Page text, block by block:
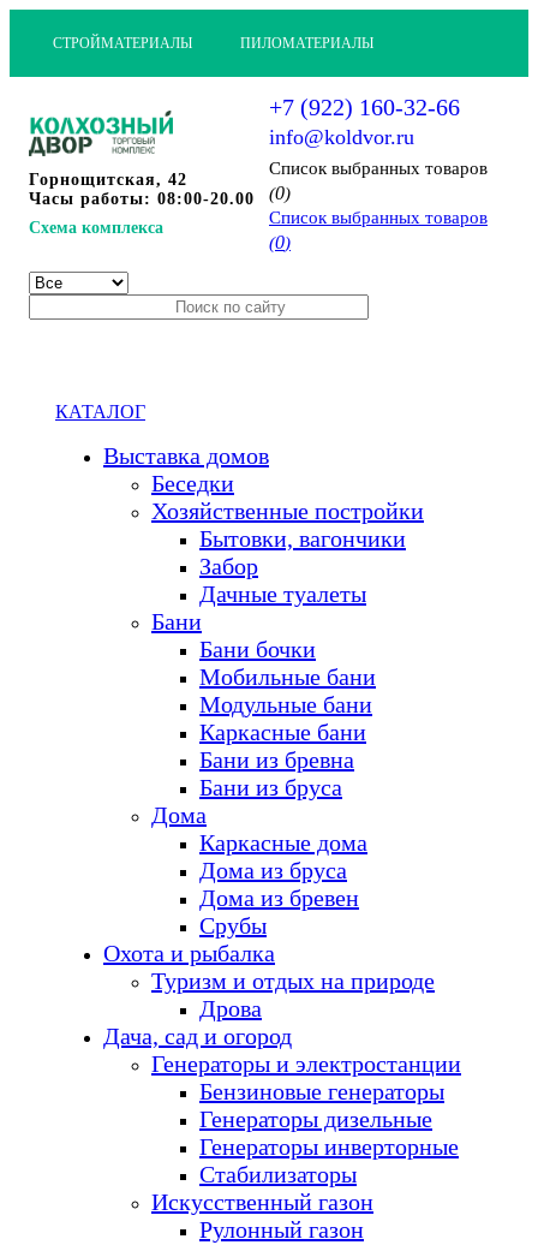
СТРОЙМАТЕРИАЛЫ ПИЛОМАТЕРИАЛЫ
Горнощитская, 42
Часы работы: 08:00-20.00
Схема комплекса
+7 (922) 160-32-66
info@koldvor.ru
Cписок выбранных товаров
(0)
Cписок выбранных товаров
(0)
КАТАЛОГ
Выставка домов
Беседки
Хозяйственные постройки
Бытовки, вагончики
Забор
Дачные туалеты
Бани
Бани бочки
Мобильные бани
Модульные бани
Каркасные бани
Бани из бревна
Бани из бруса
Дома
Каркасные дома
Дома из бруса
Дома из бревен
Срубы
Охота и рыбалка
Туризм и отдых на природе
Дрова
Дача, сад и огород
Генераторы и электростанции
Бензиновые генераторы
Генераторы дизельные
Генераторы инверторные
Стабилизаторы
Искусственный газон
Рулонный газон